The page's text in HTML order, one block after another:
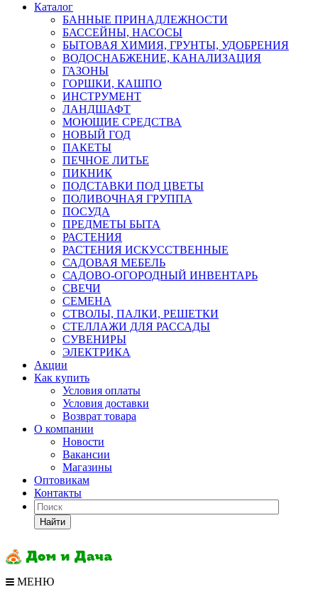
Каталог
БАННЫЕ ПРИНАДЛЕЖНОСТИ
БАССЕЙНЫ, НАСОСЫ
БЫТОВАЯ ХИМИЯ, ГРУНТЫ, УДОБРЕНИЯ
ВОДОСНАБЖЕНИЕ, КАНАЛИЗАЦИЯ
ГАЗОНЫ
ГОРШКИ, КАШПО
ИНСТРУМЕНТ
ЛАНДШАФТ
МОЮЩИЕ СРЕДСТВА
НОВЫЙ ГОД
ПАКЕТЫ
ПЕЧНОЕ ЛИТЬЕ
ПИКНИК
ПОДСТАВКИ ПОД ЦВЕТЫ
ПОЛИВОЧНАЯ ГРУППА
ПОСУДА
ПРЕДМЕТЫ БЫТА
РАСТЕНИЯ
РАСТЕНИЯ ИСКУССТВЕННЫЕ
САДОВАЯ МЕБЕЛЬ
САДОВО-ОГОРОДНЫЙ ИНВЕНТАРЬ
СВЕЧИ
СЕМЕНА
СТВОЛЫ, ПАЛКИ, РЕШЕТКИ
СТЕЛЛАЖИ ДЛЯ РАССАДЫ
СУВЕНИРЫ
ЭЛЕКТРИКА
Акции
Как купить
Условия оплаты
Условия доставки
Возврат товара
О компании
Новости
Вакансии
Магазины
Оптовикам
Контакты
Найти
МЕНЮ